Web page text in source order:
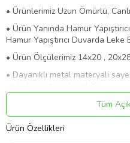
• Ürünlerimiz Uzun Ömürlü,
• Ürün Yanında Hamur
Hamur Yapıştırıcı Duvarda
• Ürün Ölçülerimiz 14x20 ,
• Dayanıklı metal materyali
• Tek parça halinde gelen bu
bir kullanım sağlar.
• İdeal ölçülerde olup her türlü
Tüm
Ürün Özellikleri